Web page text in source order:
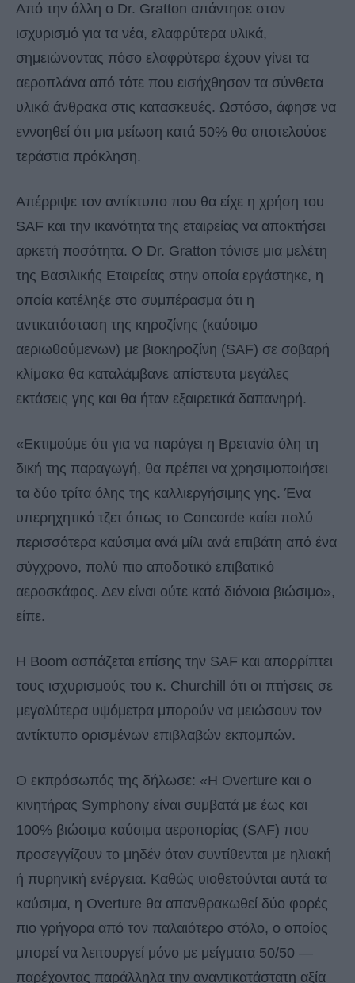
Από την άλλη ο Dr. Gratton απάντησε στον
ισχυρισμό για τα νέα, ελαφρύτερα υλικά,
σημειώνοντας πόσο ελαφρύτερα έχουν γίνει τα
αεροπλάνα από τότε που εισήχθησαν τα σύνθετα
υλικά άνθρακα στις κατασκευές. Ωστόσο, άφησε να
εννοηθεί ότι μια μείωση κατά 50% θα αποτελούσε
τεράστια πρόκληση.
Απέρριψε τον αντίκτυπο που θα είχε η χρήση του
SAF και την ικανότητα της εταιρείας να αποκτήσει
αρκετή ποσότητα. Ο Dr. Gratton τόνισε μια μελέτη
της Βασιλικής Εταιρείας στην οποία εργάστηκε, η
οποία κατέληξε στο συμπέρασμα ότι η
αντικατάσταση της κηροζίνης (καύσιμο
αεριωθούμενων) με βιοκηροζίνη (SAF) σε σοβαρή
κλίμακα θα καταλάμβανε απίστευτα μεγάλες
εκτάσεις γης και θα ήταν εξαιρετικά δαπανηρή.
«Εκτιμούμε ότι για να παράγει η Βρετανία όλη τη
δική της παραγωγή, θα πρέπει να χρησιμοποιήσει
τα δύο τρίτα όλης της καλλιεργήσιμης γης. Ένα
υπερηχητικό τζετ όπως το Concorde καίει πολύ
περισσότερα καύσιμα ανά μίλι ανά επιβάτη από ένα
σύγχρονο, πολύ πιο αποδοτικό επιβατικό
αεροσκάφος. Δεν είναι ούτε κατά διάνοια βιώσιμο»,
είπε.
Η Boom ασπάζεται επίσης την SAF και απορρίπτει
τους ισχυρισμούς του κ. Churchill ότι οι πτήσεις σε
μεγαλύτερα υψόμετρα μπορούν να μειώσουν τον
αντίκτυπο ορισμένων επιβλαβών εκπομπών.
Ο εκπρόσωπός της δήλωσε: «Η Overture και ο
κινητήρας Symphony είναι συμβατά με έως και
100% βιώσιμα καύσιμα αεροπορίας (SAF) που
προσεγγίζουν το μηδέν όταν συντίθενται με ηλιακή
ή πυρηνική ενέργεια. Καθώς υιοθετούνται αυτά τα
καύσιμα, η Overture θα απανθρακωθεί δύο φορές
πιο γρήγορα από τον παλαιότερο στόλο, ο οποίος
μπορεί να λειτουργεί μόνο με μείγματα 50/50 —
παρέχοντας παράλληλα την αναντικατάστατη αξία